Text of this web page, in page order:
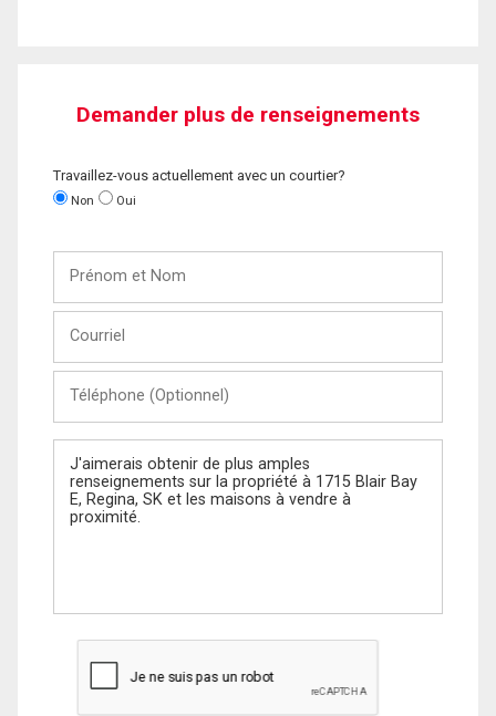
Demander plus de renseignements
Travaillez-vous actuellement avec un courtier?
Non Oui
Nom
(Optionnel)
Message